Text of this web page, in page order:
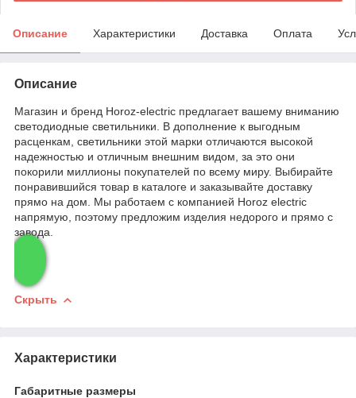
Описание Характеристики Доставка Оплата
Описание
Магазин и бренд Horoz-electric предлагает вашему вниманию
светодиодные светильники. В дополнение к выгодным
расценкам, светильники этой марки отличаются высокой
надежностью и отличным внешним видом, за это они
покорили миллионы покупателей по всему миру. Выбирайте
понравившийся товар в каталоге и заказывайте доставку
прямо на дом. Мы работаем с компанией Horoz electric
напрямую, поэтому предложим изделия недорого и прямо с
завода.
Скрыть
Характеристики
Габаритные размеры